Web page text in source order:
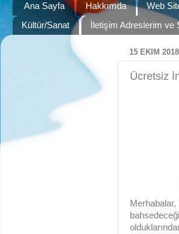
Ana Sayfa Hakkımda Web
Kültür/Sanat
İletişim Adreslerim ve
15 EKIM
Ücretsiz